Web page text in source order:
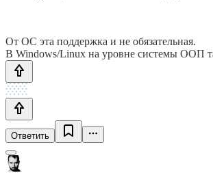
От ОС эта поддержка и не обязательная.
В Windows/Linux на уровне системы ООП
Ответить